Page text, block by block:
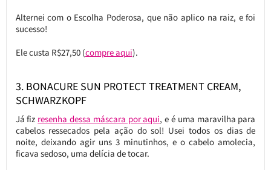
Alternei com o Escolha Poderosa, que não aplico na raiz, e foi
sucesso!
Ele custa R$27,50 (compre aqui).
3. BONACURE SUN PROTECT TREATMENT CREAM,
SCHWARZKOPF
Já fiz resenha dessa máscara por aqui, e é uma maravilha para
cabelos ressecados pela ação do sol! Usei todos os dias de
noite, deixando agir uns 3 minutinhos, e o cabelo amolecia,
ficava sedoso, uma delícia de tocar.